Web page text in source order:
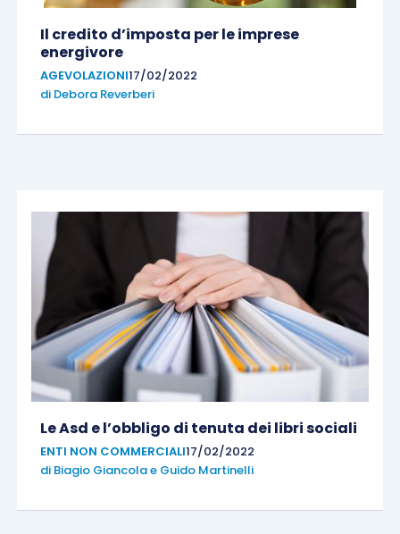
Il credito d’imposta per le imprese
energivore
AGEVOLAZIONI17/02/2022
di Debora Reverberi
Le Asd e l’obbligo di tenuta dei libri sociali
ENTI NON COMMERCIALI17/02/2022
di Biagio Giancolae Guido Martinelli